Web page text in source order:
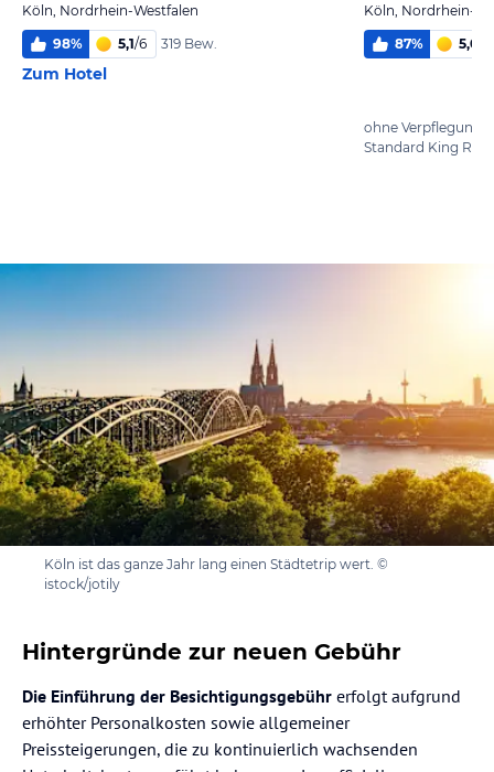
Köln, Nordrhein-Westfalen
98% 5,1/6 319 Bew.
Zum Hotel
Köln, Nordrhein-
87% 5,0
ohne Verpflegung
Standard King
Köln ist das ganze Jahr lang einen Städtetrip wert. ©
istock/jotily
Hintergründe zur neuen Gebühr
Die Einführung der Besichtigungsgebühr erfolgt aufgrund
erhöhter Personalkosten sowie allgemeiner
Preissteigerungen, die zu kontinuierlich wachsenden